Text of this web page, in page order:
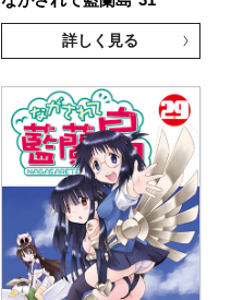
詳しく見る